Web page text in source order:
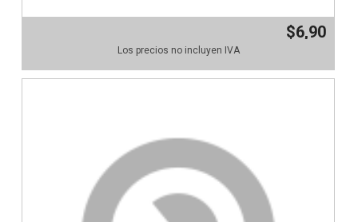
$6,90
Los precios no incluyen IVA